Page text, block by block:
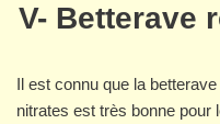
V- Betterave
Il est connu que la
nitrates est très bonne